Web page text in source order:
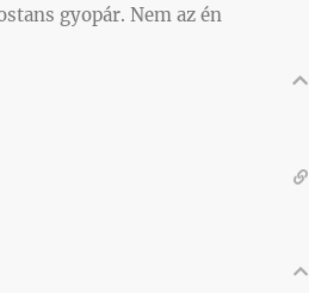
gyopár. Nem az én